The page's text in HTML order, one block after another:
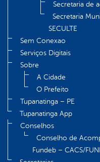
Secretaria de
Secretaria
SECULTE
Sem Conexao
Serviços Digitais
Sobre
A Cidade
O Prefeito
Tupanatinga – PE
Tupanatinga App
Conselhos
Conselho de
Fundeb – CACS/